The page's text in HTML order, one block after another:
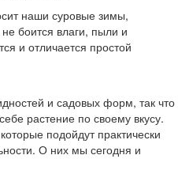
наши суровые зимы,
боится влаги, пыли и
и отличается простой
и садовых форм, так что
растение по своему вкусу.
подойдут практически
О них мы сегодня и